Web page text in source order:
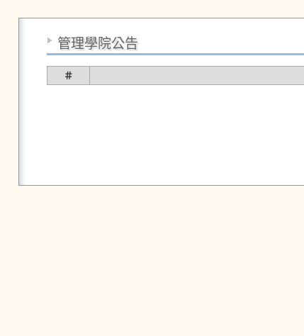
管理學院公告
＃